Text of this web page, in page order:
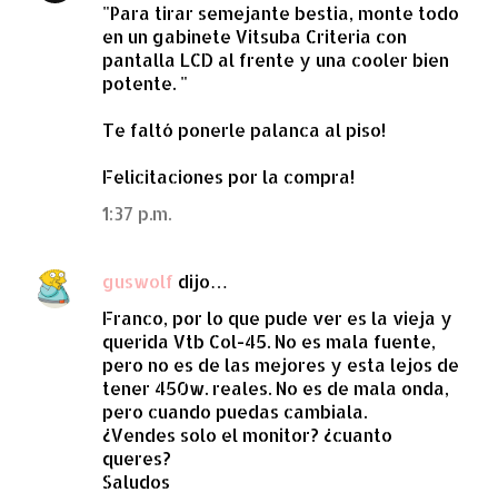
"Para tirar semejante bestia, monte todo
en un gabinete Vitsuba Criteria con
pantalla LCD al frente y una cooler bien
potente. "
Te faltó ponerle palanca al piso!
Felicitaciones por la compra!
1:37 p.m.
guswolf dijo…
Franco, por lo que pude ver es la vieja y
querida Vtb Col-45. No es mala fuente,
pero no es de las mejores y esta lejos de
tener 450w. reales. No es de mala onda,
pero cuando puedas cambiala.
¿Vendes solo el monitor? ¿cuanto
queres?
Saludos